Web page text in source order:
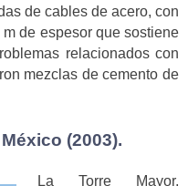
de cables de acero, con
de espesor que sostiene
relacionados con
mezclas de cemento de
(2003).
La Torre Mayor,